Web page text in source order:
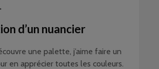
d’un nuancier
une palette, j’aime faire un
en apprécier toutes les couleurs.